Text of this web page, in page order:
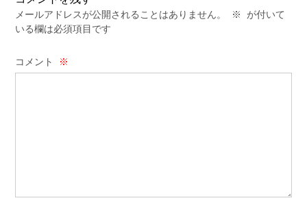
メールアドレスが公開されることはありません。 ※
が付いて
いる欄は必須項目です
コメント ※